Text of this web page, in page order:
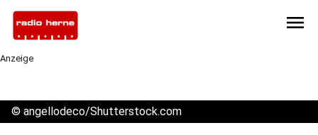
menu
Anzeige
© angellodeco/Shutterstock.com